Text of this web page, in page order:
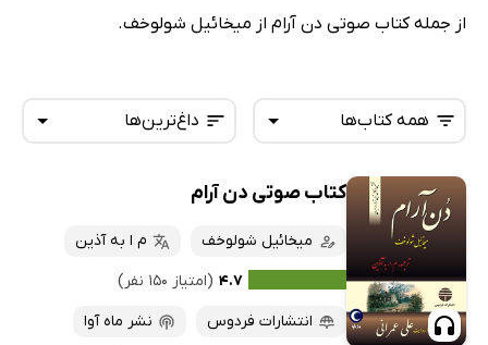
از جمله کتاب صوتی دن آرام از میخائیل شولوخف.
داغ‌ترین‌ها
تازه‌ها
داغ‌ترین‌ها
پرفروش‌ها
پربحث‌ها
همه کتاب‌ها
همه کتاب‌ها
کتاب‌های صوتی
کتاب‌های متنی
کتاب صوتی دن آرام
میخائیل شولوخف
م ا به آذین
۴.۷ (امتیاز ۱۵۰ نفر)
انتشارات فردوس
نشر ماه آوا